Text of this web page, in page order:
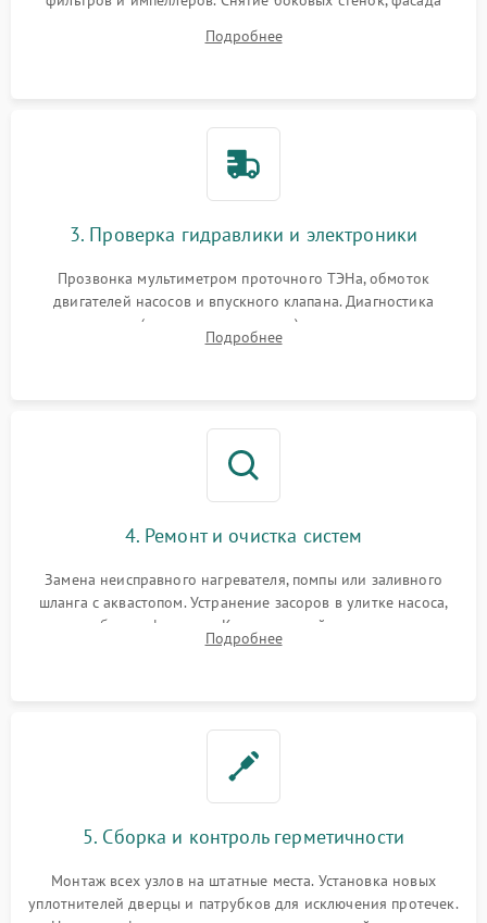
циркуляционному насосу, ТЭНу и сливной помпе.
Подробнее
3. Проверка гидравлики и электроники
Прозвонка мультиметром проточного ТЭНа, обмоток
двигателей насосов и впускного клапана. Диагностика
прессостата (датчика уровня воды), датчика мутности,
концевика дверцы и электронного модуля управления.
Подробнее
4. Ремонт и очистка систем
Замена неисправного нагревателя, помпы или заливного
шланга с аквастопом. Устранение засоров в улитке насоса,
патрубках и фильтрах. Компонентный ремонт платы
управления, восстановление поврежденной проводки.
Подробнее
5. Сборка и контроль герметичности
Монтаж всех узлов на штатные места. Установка новых
уплотнителей дверцы и патрубков для исключения протечек.